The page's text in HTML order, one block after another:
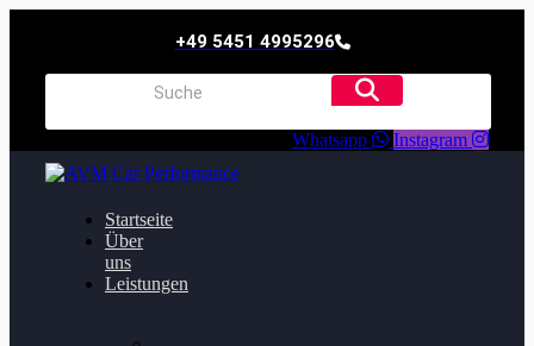
+49 5451 4995296
Whatsapp Instagram
Startseite
Über
uns
Leistungen